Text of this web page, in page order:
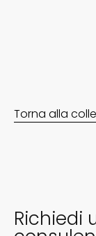
Torna alla
Richiedi